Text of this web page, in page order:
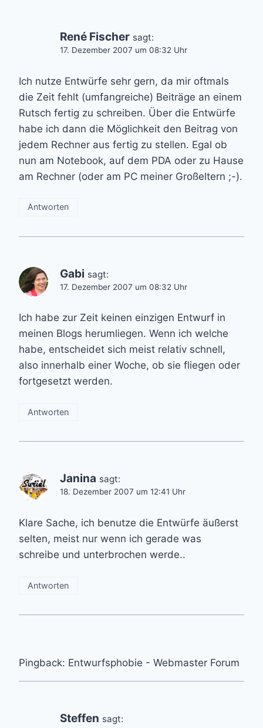
René Fischer sagt:
17. Dezember 2007 um 08:32 Uhr
Ich nutze Entwürfe sehr gern, da mir oftmals
die Zeit fehlt (umfangreiche) Beiträge an einem
Rutsch fertig zu schreiben. Über die Entwürfe
habe ich dann die Möglichkeit den Beitrag von
jedem Rechner aus fertig zu stellen. Egal ob
nun am Notebook, auf dem PDA oder zu Hause
am Rechner (oder am PC meiner Großeltern ;-).
Antworten
Gabi sagt:
17. Dezember 2007 um 08:32 Uhr
Ich habe zur Zeit keinen einzigen Entwurf in
meinen Blogs herumliegen. Wenn ich welche
habe, entscheidet sich meist relativ schnell,
also innerhalb einer Woche, ob sie fliegen oder
fortgesetzt werden.
Antworten
Janina sagt:
18. Dezember 2007 um 12:41 Uhr
Klare Sache, ich benutze die Entwürfe äußerst
selten, meist nur wenn ich gerade was
schreibe und unterbrochen werde..
Antworten
Pingback: Entwurfsphobie - Webmaster Forum
Steffen sagt: